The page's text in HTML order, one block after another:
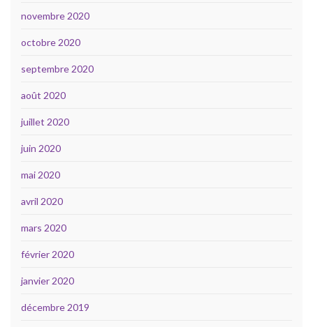
novembre 2020
octobre 2020
septembre 2020
août 2020
juillet 2020
juin 2020
mai 2020
avril 2020
mars 2020
février 2020
janvier 2020
décembre 2019